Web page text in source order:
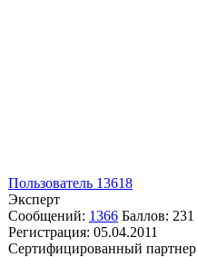
Пользователь 13618
Эксперт
Сообщений: 1366 Баллов: 231
Регистрация: 05.04.2011
Сертифицированный партнер